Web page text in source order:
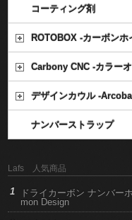
コーティング剤
ROTOBOX -カーボンホ
Carbony CNC -カラー
デザインカウル -
ナンバーストラップ
Lafs 人気商品
ドライカーボン ナンバー
mon Design